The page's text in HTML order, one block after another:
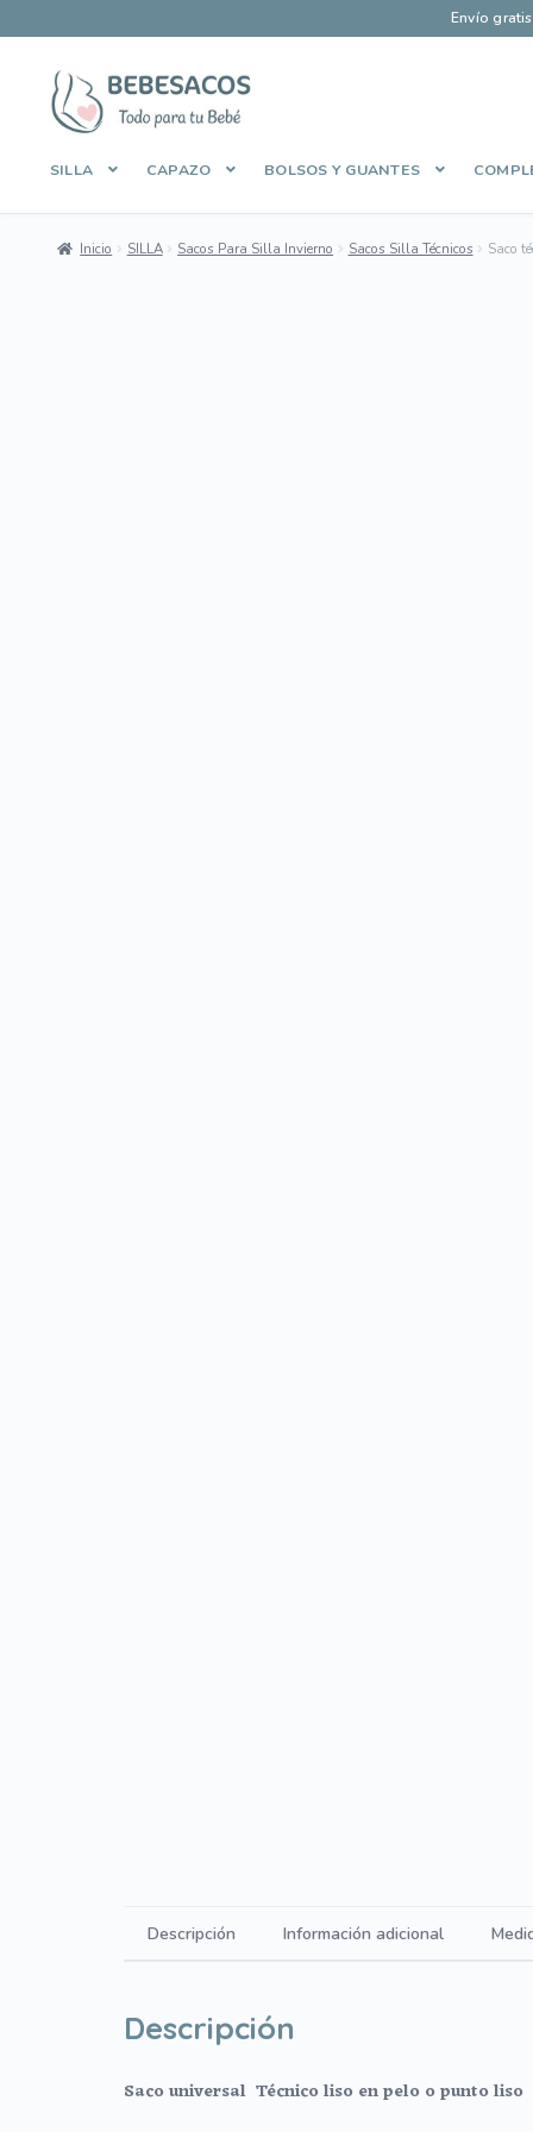
Envío
Ir
la
Ir
al
contenido
SILLA CAPAZO BOLSOS Y GUANTES
Inicio SILLA Sacos Para Silla Invierno Sacos Silla Técnicos Saco
Descripción Información adicional
Descripción
Saco universal Técnico liso en pelo o punto liso